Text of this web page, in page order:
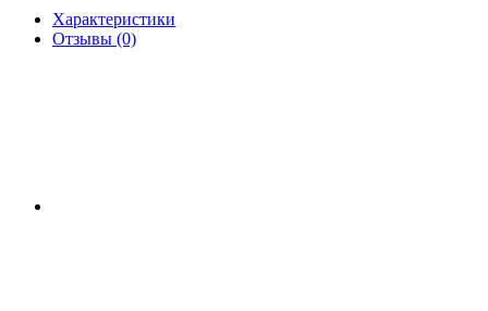
Характеристики
Отзывы (0)